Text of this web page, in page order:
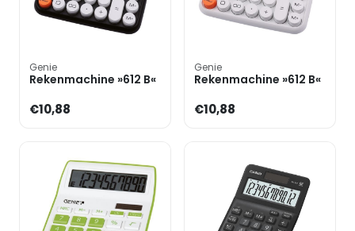
Genie
Rekenmachine »612 B«
€10,88
Genie
Rekenmachine »612 B«
€10,88